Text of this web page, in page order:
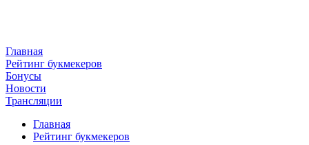
Главная
Рейтинг букмекеров
Бонусы
Новости
Трансляции
Главная
Рейтинг букмекеров